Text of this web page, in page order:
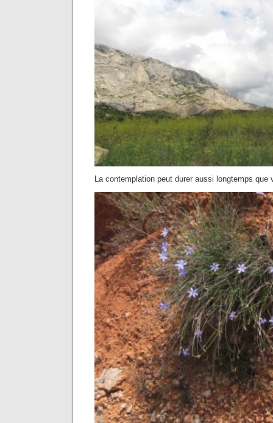
La contemplation peut durer aussi longtemps